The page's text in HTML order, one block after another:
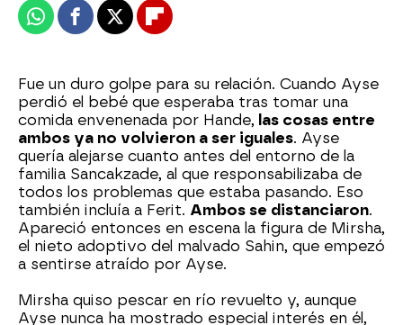
WhatsappFacebook
X Flipboard
Fue un duro golpe para su relación. Cuando Ayse
perdió el bebé que esperaba tras tomar una
comida envenenada por Hande, las cosas entre
ambos ya no volvieron a ser iguales. Ayse
quería alejarse cuanto antes del entorno de la
familia Sancakzade, al que responsabilizaba de
todos los problemas que estaba pasando. Eso
también incluía a Ferit. Ambos se distanciaron.
Apareció entonces en escena la figura de Mirsha,
el nieto adoptivo del malvado Sahin, que empezó
a sentirse atraído por Ayse.
Mirsha quiso pescar en río revuelto y, aunque
Ayse nunca ha mostrado especial interés en él,